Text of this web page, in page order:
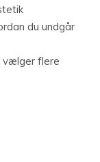
du undgår
vælger flere